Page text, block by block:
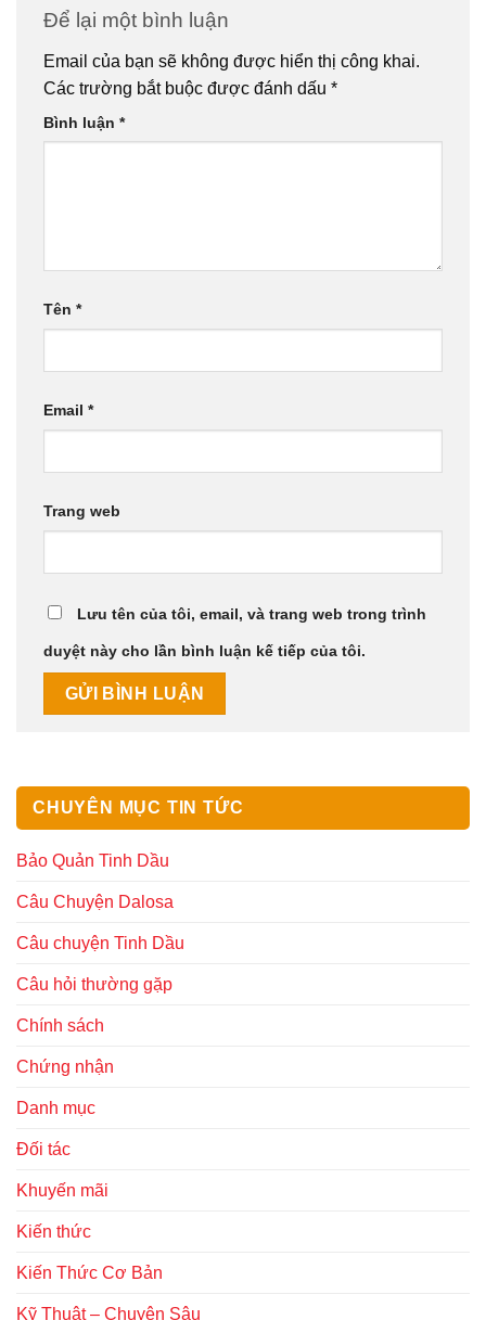
Để lại một bình luận
Email của bạn sẽ không được hiển thị công khai.
Các trường bắt buộc được đánh dấu *
Bình luận *
Tên *
Email *
Trang web
Lưu tên của tôi, email, và trang web trong trình
duyệt này cho lần bình luận kế tiếp của tôi.
CHUYÊN MỤC TIN TỨC
Bảo Quản Tinh Dầu
Câu Chuyện Dalosa
Câu chuyện Tinh Dầu
Câu hỏi thường gặp
Chính sách
Chứng nhận
Danh mục
Đối tác
Khuyến mãi
Kiến thức
Kiến Thức Cơ Bản
Kỹ Thuật – Chuyên Sâu